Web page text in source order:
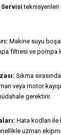
teknisyenleri
Makine suyu
filtresi ve pompa
Sıkma
veya motor
gerektirir.
Hata kodları
uzman